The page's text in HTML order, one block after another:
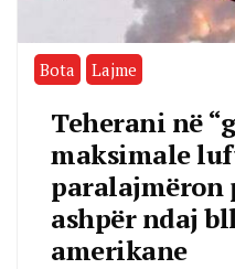
Bota Lajme
Teherani në
maksimale
paralajmëron
ashpër ndaj
amerikane